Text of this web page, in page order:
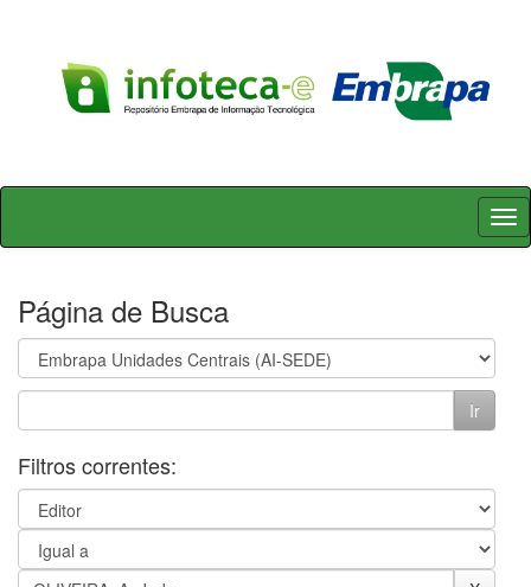
Skip
Página de Busca
Filtros correntes: